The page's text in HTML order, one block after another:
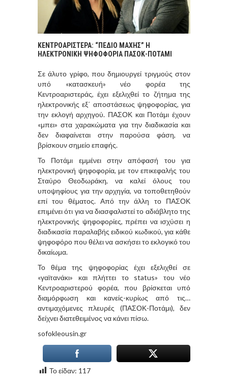
ΚΕΝΤΡΟΑΡΙΣΤΕΡΑ: “ΠΕΔΙΟ ΜΑΧΗΣ” Η
ΗΛΕΚΤΡΟΝΙΚΗ ΨΗΦΟΦΟΡΙΑ ΠΑΣΟΚ-ΠΟΤΑΜΙ
Σε άλυτο γρίφο, που δημιουργεί τριγμούς στον
υπό «κατασκευή» νέο φορέα της
Κεντροαριστεράς, έχει εξελιχθεί το ζήτημα της
ηλεκτρονικής εξ΄ αποστάσεως ψηφοφορίας, για
την εκλογή αρχηγού. ΠΑΣΟΚ και Ποτάμι έχουν
«μπει» στα χαρακώματα για την διαδικασία και
δεν διαφαίνεται στην παρούσα φάση, να
βρίσκουν σημείο επαφής.
Το Ποτάμι εμμένει στην απόφασή του για
ηλεκτρονική ψηφοφορία, με τον επικεφαλής του
Σταύρο Θεοδωράκη, να καλεί όλους του
υποψηφίους για την αρχηγία, να τοποθετηθούν
επί του θέματος. Από την άλλη το ΠΑΣΟΚ
επιμένει ότι για να διασφαλιστεί το αδιάβλητο της
ηλεκτρονικής ψηφοφορίες, πρέπει να ισχύσει η
διαδικασία παραλαβής ειδικού κωδικού, για κάθε
ψηφοφόρο που θέλει να ασκήσει το εκλογικό του
δικαίωμα.
Το θέμα της ψηφοφορίας έχει εξελιχθεί σε
«γαϊτανάκι» και πλήττει το status» του νέο
Κεντροαριστερού φορέα, που βρίσκεται υπό
διαμόρφωση και κανείς-κυρίως από τις…
αντιμαχόμενες πλευρές (ΠΑΣΟΚ-Ποτάμι), δεν
δείχνει διατεθειμένος να κάνει πίσω.
sofokleousin.gr
Το είδαν: 117